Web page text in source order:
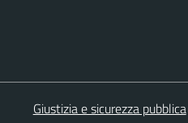
Giustizia e sicurezza pubblica